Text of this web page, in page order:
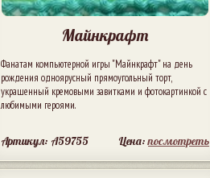
Майнкрафт
Фанатам компьютерной игры "Майнкрафт" на день
рождения одноярусный прямоугольный торт,
украшенный кремовыми завитками и фотокартинкой с
любимыми героями.
Артикул: A59755 Цена:посмотреть